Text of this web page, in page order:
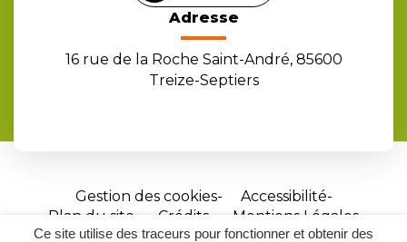
Ce site utilise des traceurs pour fonctionner et obtenir des
Adresse
16 rue de la Roche Saint-André, 85600
Treize-Septiers
Gestion des cookies
Accessibilité
Plan du site
Crédits
Mentions Légales